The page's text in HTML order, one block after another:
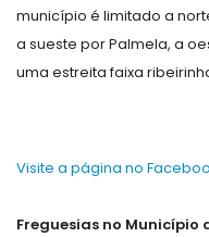
município é limitado a
a sueste por Palmela, a
uma estreita faixa
Visite a página no
Freguesias no Município